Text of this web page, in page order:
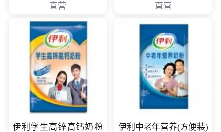
直营
清入门级摄像机
直营
伊利学生高锌高钙奶粉
伊利中老年营养(方便装)